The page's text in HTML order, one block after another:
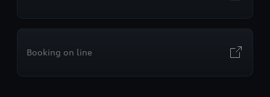
Booking on line